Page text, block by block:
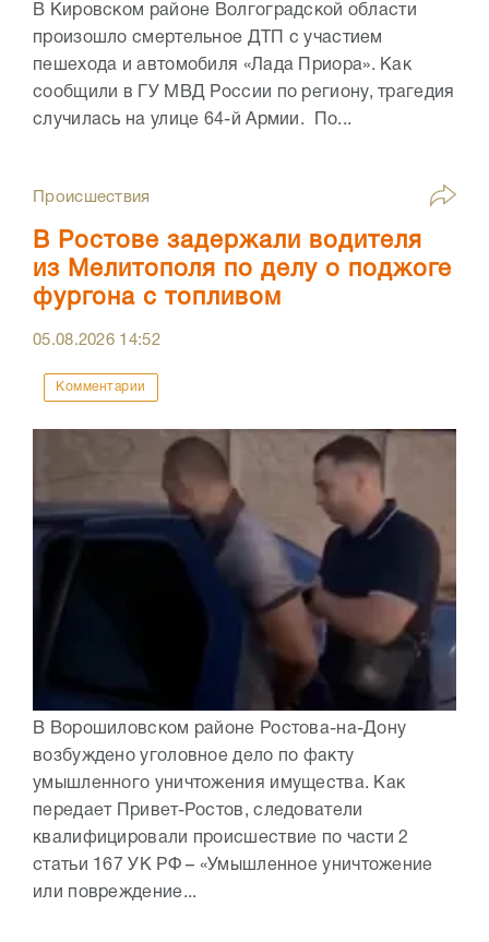
В Кировском районе Волгоградской области
произошло смертельное ДТП с участием
пешехода и автомобиля «Лада Приора». Как
сообщили в ГУ МВД России по региону, трагедия
случилась на улице 64-й Армии. По...
Происшествия
В Ростове задержали водителя
из Мелитополя по делу о поджоге
фургона с топливом
05.08.2026 14:52
Комментарии
В Ворошиловском районе Ростова-на-Дону
возбуждено уголовное дело по факту
умышленного уничтожения имущества. Как
передает Привет-Ростов, следователи
квалифицировали происшествие по части 2
статьи 167 УК РФ – «Умышленное уничтожение
или повреждение...